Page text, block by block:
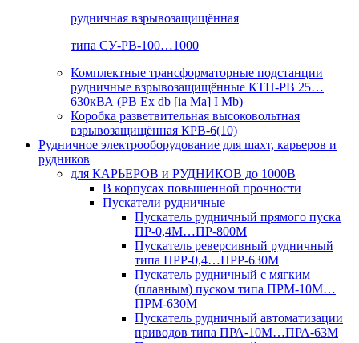
рудничная взрывозащищённая
типа СУ-РВ-100…1000
Комплектные трансформаторные подстанции
рудничные взрывозащищённые КТП-РВ 25…
630кВА (РВ Ex db [ia Ma] I Mb)
Коробка разветвительная высоковольтная
взрывозащищённая КРВ-6(10)
Рудничное электрооборудование для шахт, карьеров и
рудников
для КАРЬЕРОВ и РУДНИКОВ до 1000В
В корпусах повышенной прочности
Пускатели рудничные
Пускатель рудничный прямого пуска
ПР-0,4М…ПР-800М
Пускатель реверсивный рудничный
типа ПРР-0,4…ПРР-630М
Пускатель рудничный с мягким
(плавным) пуском типа ПРМ-10М…
ПРМ-630М
Пускатель рудничный автоматизации
приводов типа ПРА-10М…ПРА-63М